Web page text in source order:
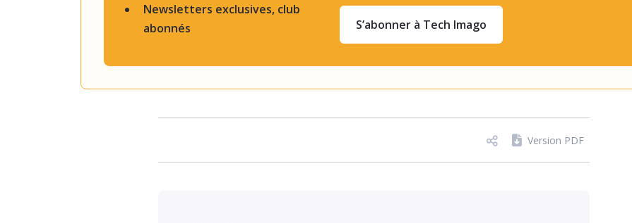
Newsletters exclusives, club
abonnés
S’abonner à Tech Imago
Version PDF